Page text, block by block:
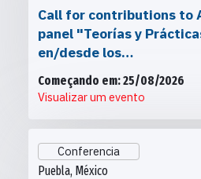
Call for contributions to
panel "Teorías y
en/desde los…
Começando em: 25/08/2026
Visualizar um evento
Conferencia
Puebla, México